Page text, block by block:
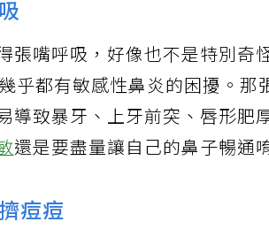
張嘴呼吸，好像也不是特別奇
乎都有敏感性鼻炎的困擾。那
導致暴牙、上牙前突、唇形肥
還是要盡量讓自己的鼻子暢通
痘痘